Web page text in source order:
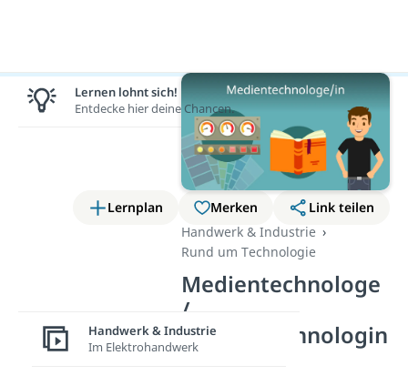
Lernplan Merken
Link teilen
Handwerk & Industrie
Rund um Technologie
Medientechnologe
/
Medientechnologin
(Video)
Lernen lohnt sich!
Entdecke hier deine Chancen.
Handwerk & Industrie
Im Elektrohandwerk